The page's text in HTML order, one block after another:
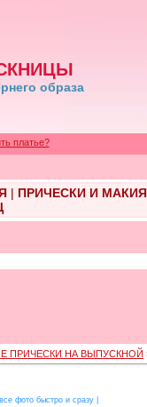
образа
платье?
| ПРИЧЕСКИ И
ПРИЧЕСКИ НА ВЫПУСКНОЙ
фото быстро и сразу